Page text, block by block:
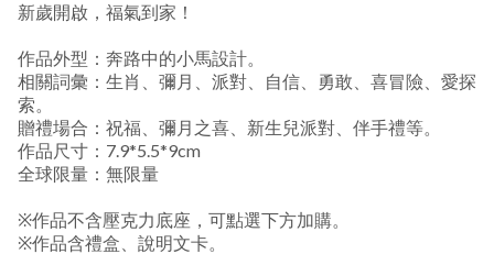
新歲開啟，福氣到家！
作品外型：奔路中的小馬設計。
相關詞彙：生肖、彌月、派對、自信、勇敢、喜冒險、愛探
索。
贈禮場合：祝福、彌月之喜、新生兒派對、伴手禮等。
作品尺寸：7.9*5.5*9cm
全球限量：無限量
※作品不含壓克力底座，可點選下方加購。
※作品含禮盒、說明文卡。